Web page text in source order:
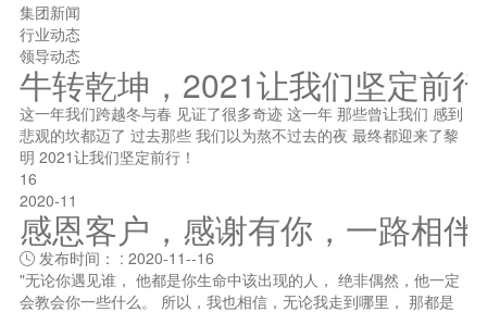
集团新闻
行业动态
领导动态
牛转乾坤，2021让我们坚定前
这一年我们跨越冬与春 见证了很多奇迹 这一年 那些曾让我们 感到
悲观的坎都迈了 过去那些 我们以为熬不过去的夜 最终都迎来了黎
明 2021让我们坚定前行！
16
2020-11
感恩客户，感谢有你，一路相伴
发布时间： : 2020-11--16
"无论你遇见谁， 他都是你生命中该出现的人， 绝非偶然，他一定
会教会你一些什么。 所以，我也相信，无论我走到哪里， 那都是